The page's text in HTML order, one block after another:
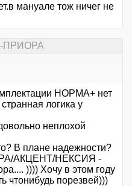
мануале тож ничег не
ПРИОРА
НОРМА+ нет
логика у
неплохой
В плане надежности?
АКЦЕНТ/НЕКСИЯ -
)))) Хочу в этом году
чтонибудь порезвей)))